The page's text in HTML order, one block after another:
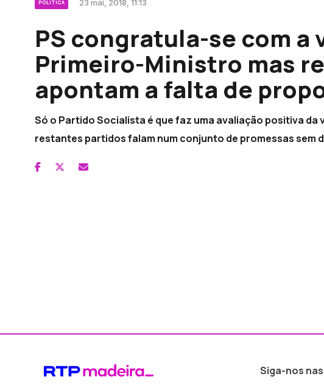
POLÍTICA 23 mai, 2018, 11:13
PS congratula-se com a
Primeiro-Ministro mas
apontam a falta de
Só o Partido Socialista é que faz uma avaliação positiva da
restantes partidos falam num conjunto de promessas sem
Siga-nos